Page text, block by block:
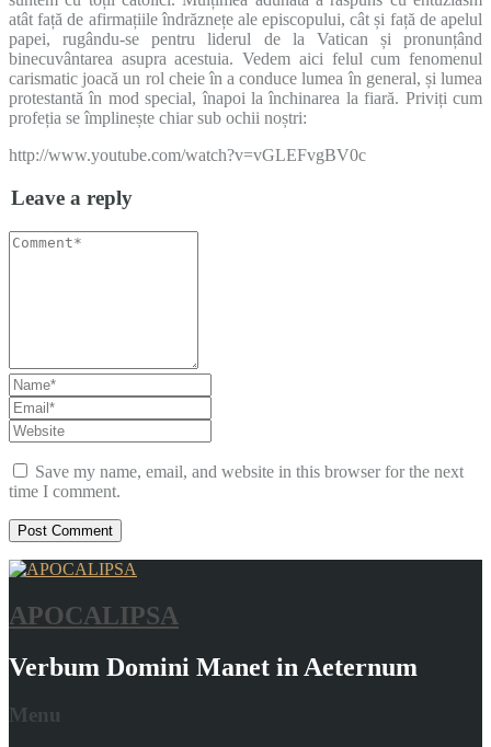
atât față de afirmațiile îndrăznețe ale episcopului, cât și față de apelul
papei, rugându-se pentru liderul de la Vatican și pronunțând
binecuvântarea asupra acestuia. Vedem aici felul cum fenomenul
carismatic joacă un rol cheie în a conduce lumea în general, și lumea
protestantă în mod special, înapoi la închinarea la fiară. Priviți cum
profeția se împlinește chiar sub ochii noștri:
http://www.youtube.com/watch?v=vGLEFvgBV0c
Leave a reply
Save my name, email, and website in this browser for the next
time I comment.
APOCALIPSA
Verbum Domini Manet in Aeternum
Menu